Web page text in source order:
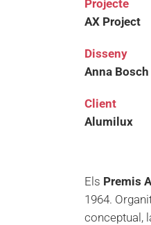
Projecte
AX Project
Disseny
Anna Bosch
Client
Alumilux
Els Premis
1964.
conceptual,